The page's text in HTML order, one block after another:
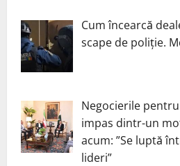
Cum încearcă
scape de poliție.
Negocierile
impas dintr-un
acum: ”Se luptă
lideri”